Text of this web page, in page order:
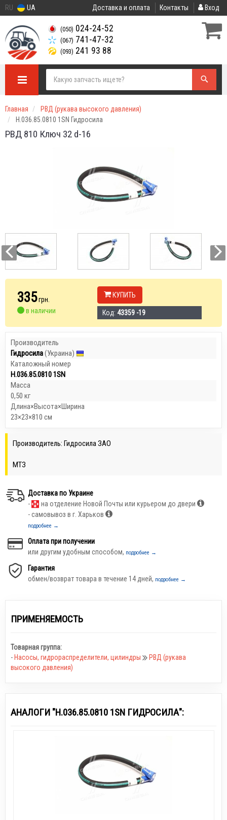
RU UA Доставка и оплата Контакты Вход
(050) 024-24-52
(067) 741-47-32
(093) 241 93 88
Главная
РВД (рукава высокого давления)
Н.036.85.0810 1SN Гидросила
РВД 810 Ключ 32 d-16
335грн.
в наличии
КУПИТЬ
Код: 43359 -19
Производитель
Гидросила(Украина)
Каталожный номер
Н.036.85.0810 1SN
Масса
0,50 кг
Длина×Высота×Ширина
23×23×810 см
Производитель: Гидросила ЗАО
МТЗ
Доставка по Украине
-
на отделение Новой Почты или курьером до двери
- самовывоз в г. Харьков
подробнее →
Оплата при получении
или другим удобным способом, подробнее →
Гарантия
обмен/возврат товара в течение 14 дней, подробнее →
ПРИМЕНЯЕМОСТЬ
Товарная группа:
-Насосы, гидрораспределители, цилиндры
РВД (рукава
высокого давления)
АНАЛОГИ "Н.036.85.0810 1SN ГИДРОСИЛА":